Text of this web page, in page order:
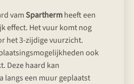
vamSparthermheeft een
effect. Het vuur komt nog
het 3-zijdige vuurzicht.
ook
Deze haard kan
langs een muur geplaatst